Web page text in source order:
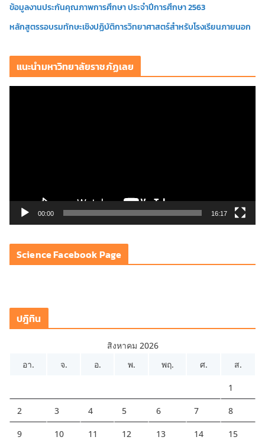
ข้อมูลงานประกันคุณภาพการศึกษา ประจำปีการศึกษา 2563
หลักสูตรรอบรมทักษะเชิงปฏิบัติการวิทยาศาสตร์สำหรับโรงเรียนภายนอก
แนะนำมหาวิทยาลัยราชภัฏเลย
ดี
00:00 16:17
Science Facebook Page
ปฎิทิน
สิงหาคม 2026
อา.
จ. อ. พ. พฤ. ศ. ส.
1
2 3 4 5 6 7 8
9 10 11 12 13 14 15